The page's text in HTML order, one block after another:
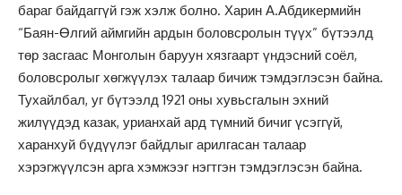
бараг байдаггүй гэж хэлж болно. Харин А.Абдикермийн
“Баян-Өлгий аймгийн ардын боловсролын түүх” бүтээлд
төр засгаас Монголын баруун хязгаарт үндэсний соёл,
боловсролыг хөгжүүлэх талаар бичиж тэмдэглэсэн байна.
Тухайлбал, уг бүтээлд 1921 оны хувьсгалын эхний
жилүүдэд казак, урианхай ард түмний бичиг үсэггүй,
харанхуй бүдүүлэг байдлыг арилгасан талаар
хэрэгжүүлсэн арга хэмжээг нэгтгэн тэмдэглэсэн байна.